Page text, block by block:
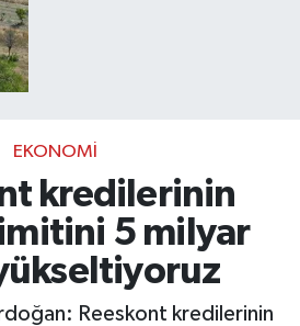
EKONOMI
kredilerinin
5 milyar
Reeskont kredilerinin